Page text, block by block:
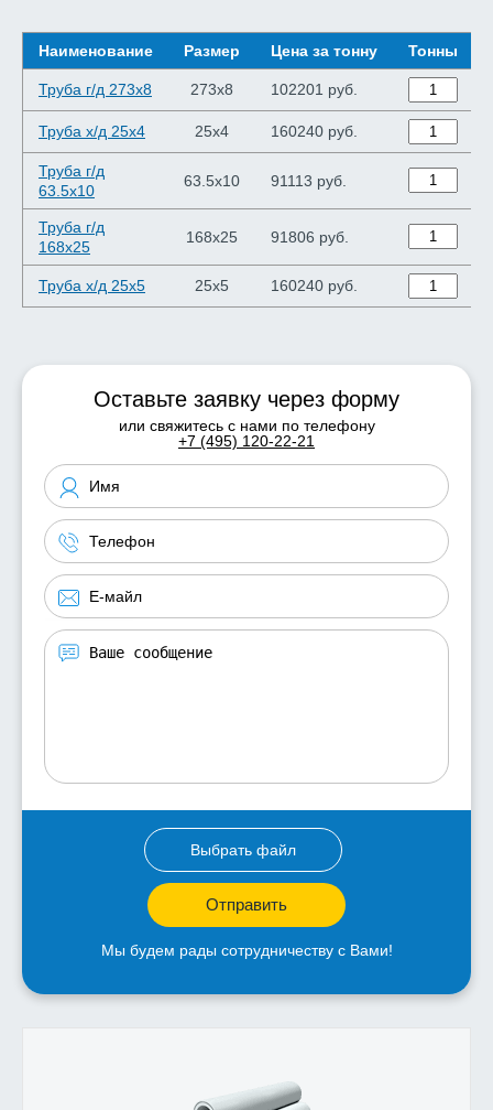
Наименование Размер Цена за тонну Тонны
Труба г/д 273x8 273x8 102201 руб.
Труба х/д 25x4 25x4 160240 руб.
Труба г/д
63.5x10
63.5x10 91113 руб.
Труба г/д
168x25
168x25 91806 руб.
Труба х/д 25x5 25x5 160240 руб.
Оставьте заявку через форму
или свяжитесь с нами по телефону
+7 (495) 120-22-21
Выбрать файл
Отправить
Мы будем рады сотрудничеству с Вами!